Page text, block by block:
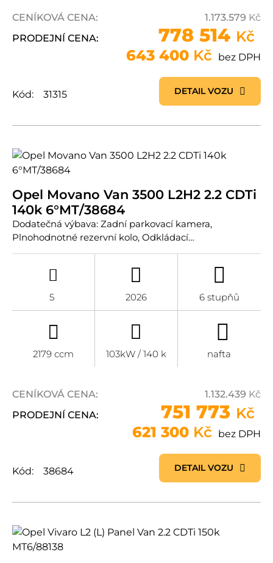
CENÍKOVÁ CENA: 1.173.579 Kč
PRODEJNÍ CENA:
778 514 Kč
643 400 Kč bez DPH
Kód: 31315 DETAIL VOZU
Opel Movano Van 3500 L2H2 2.2 CDTi
140k 6°MT/38684
Dodatečná výbava: Zadní parkovací kamera,
Plnohodnotné rezervní kolo, Odkládací…
5 2026 6 stupňů
2179 ccm 103kW / 140 k nafta
CENÍKOVÁ CENA: 1.132.439 Kč
PRODEJNÍ CENA:
751 773 Kč
621 300 Kč bez DPH
Kód: 38684 DETAIL VOZU